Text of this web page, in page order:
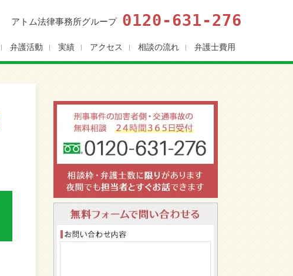
アトム法律事務所グループ 0120-631-276
弁護活動 実績 アクセス 相談の流れ 弁護士費用